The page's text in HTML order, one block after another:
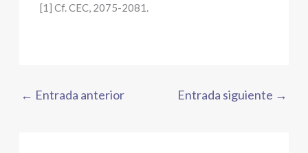
[1] Cf. CEC, 2075-2081.
← Entrada anterior Entrada siguiente →